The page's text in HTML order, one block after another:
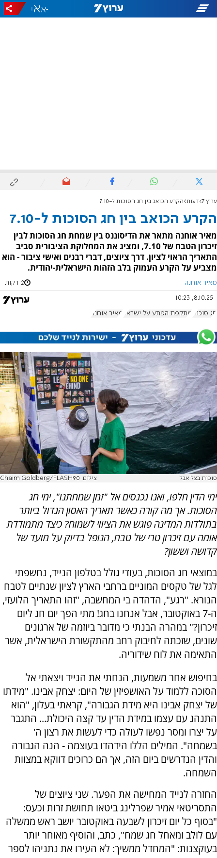
-
+
ערוץ 7 דעות הקרע הכואב בין חג הסוכות ל-7.10
הקרע הכואב בין חג הסוכות ל-7.10
מאיר אוחנה מתאר את הדיסוננס בין שמחת חג הסוכות לבין
זיכרון הטבח של 7.10, ומציג את המחלוקת הציבורית סביב
התאריך הראוי לציון. דרך ציוצים, דברי רבנים ואישי ציבור - הוא
מצביע על הקרע העמוק בלב הזהות הישראלית-יהודית.
מאיר אוחנה 2 דקות
8.10.25, 10:23
חג סוכות מתקפת הפתע על ישראל מאיר אוחנה
סוכות בצל אבל צילום: Chaim Goldberg/FLASH90
ימי הדין חלפו, ואנו נכנסים אל "זמן שמחתנו", ימי חג
הסוכות. אך מה קורה כאשר תאריך האסון הגדול ביותר
בתולדות המדינה פוגש את הציווי לשמוח? כיצד מתמודדת
אומה עם זיכרון טרי של טבח, הנופל בדיוק על מועד של
קדושה וששון?
במוצאי חג הסוכות, בעודי גולל בטלפון הנייד, נחשפתי
לגל של טקסים המוניים ברחבי הארץ לציון שנתיים לטבח
הנורא. "רגע", הדהדה בי המחשבה, "זהו התאריך הלועזי,
ה-7 באוקטובר, אבל אנחנו בחג! מתי הפך יום חג ליום
זיכרון?" במהרה הבנתי כי מדובר ביוזמה של ארגונים
שונים, שזכתה לחיבוק רחב מהתקשורת הישראלית, אשר
התאימה את לוח שידוריה.
בחיפוש אחר משמעות, הנחתי את הנייד ויצאתי אל
הסוכה ללמוד על האושפיזין של היום: יצחק אבינו. "מידתו
של יצחק אבינו היא מידת הגבורה", קראתי בעלון, "הוא
התנהג עם עצמו במידת הדין עד קצה היכולת... התגבר
על יצרו ומסר נפשו לעולה כדי לעשות את רצון ה'
בשמחה". המילים הללו הידהדו בעוצמה - הנה הגבורה
והדין הנדרשים ביום הזה, אך הם כרוכים דווקא במצוות
השמחה.
החזרה לנייד המחישה את הפער. שני ציוצים של
התסריטאי אמיר שפרלינג ביטאו תחושת זרות וכעס:
"בסוף כל יום זיכרון לשבעה באוקטובר יושב ראש ממשלה
עם לולב ומאחל חג שמח", כתב, והוסיף מאוחר יותר
בעוקצנות: "המחדל ממשיך: לא העירו את נתניהו לספר